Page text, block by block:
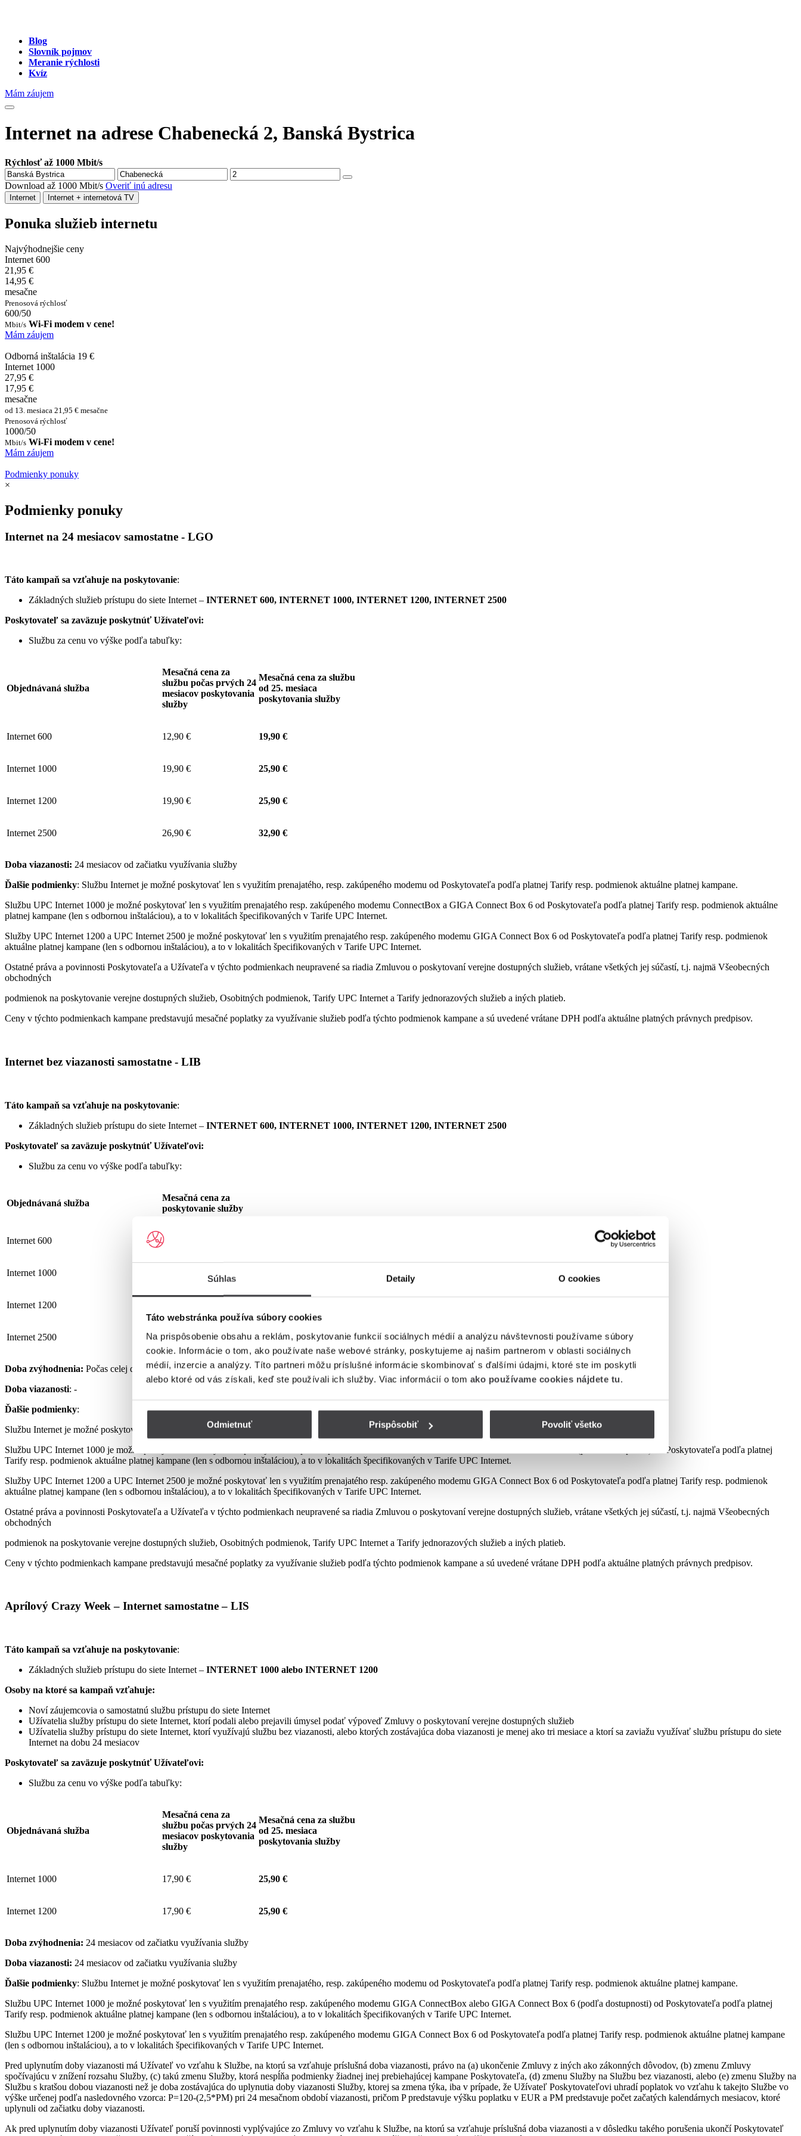
Súhlas Detaily O cookies
Táto webstránka používa súbory cookies
Na prispôsobenie obsahu a reklám, poskytovanie funkcií sociálnych médií a analýzu návštevnosti používame súbory
cookie. Informácie o tom, ako používate naše webové stránky, poskytujeme aj našim partnerom v oblasti sociálnych
médií, inzercie a analýzy. Títo partneri môžu príslušné informácie skombinovať s ďalšími údajmi, ktoré ste im poskytli
alebo ktoré od vás získali, keď ste používali ich služby. Viac informácií o tom ako používame cookies nájdete tu.
Odmietnuť Prispôsobiť Povoliť všetko
Blog
Slovník pojmov
Meranie rýchlosti
Kvíz
Mám záujem
Internet na adrese Chabenecká 2, Banská Bystrica
Rýchlosť až 1000 Mbit/s
Download až 1000 Mbit/s Overiť inú adresu
Internet Internet + internetová TV
Ponuka služieb internetu
Najvýhodnejšie ceny
Internet 600
21,95 €
14,95 €
mesačne
Prenosová rýchlosť
600/50
Mbit/s Wi-Fi modem v cene!
Mám záujem
Odborná inštalácia 19 €
Internet 1000
27,95 €
17,95 €
mesačne
od 13. mesiaca 21,95 € mesačne
Prenosová rýchlosť
1000/50
Mbit/s Wi-Fi modem v cene!
Mám záujem
Podmienky ponuky
×
Podmienky ponuky
Internet na 24 mesiacov samostatne - LGO
Táto kampaň sa vzťahuje na poskytovanie:
Základných služieb prístupu do siete Internet – INTERNET 600, INTERNET 1000, INTERNET 1200, INTERNET 2500
Poskytovateľ sa zaväzuje poskytnúť Užívateľovi:
Službu za cenu vo výške podľa tabuľky:
Objednávaná služba
Mesačná cena za
službu počas prvých 24
mesiacov poskytovania
služby
Mesačná cena za službu
od 25. mesiaca
poskytovania služby
Internet 600 12,90 € 19,90 €
Internet 1000 19,90 € 25,90 €
Internet 1200 19,90 € 25,90 €
Internet 2500 26,90 € 32,90 €
Doba viazanosti: 24 mesiacov od začiatku využívania služby
Ďalšie podmienky: Službu Internet je možné poskytovať len s využitím prenajatého, resp. zakúpeného modemu od Poskytovateľa podľa platnej Tarify resp. podmienok aktuálne platnej kampane.
Službu UPC Internet 1000 je možné poskytovať len s využitím prenajatého resp. zakúpeného modemu ConnectBox a GIGA Connect Box 6 od Poskytovateľa podľa platnej Tarify resp. podmienok aktuálne
platnej kampane (len s odbornou inštaláciou), a to v lokalitách špecifikovaných v Tarife UPC Internet.
Služby UPC Internet 1200 a UPC Internet 2500 je možné poskytovať len s využitím prenajatého resp. zakúpeného modemu GIGA Connect Box 6 od Poskytovateľa podľa platnej Tarify resp. podmienok
aktuálne platnej kampane (len s odbornou inštaláciou), a to v lokalitách špecifikovaných v Tarife UPC Internet.
Ostatné práva a povinnosti Poskytovateľa a Užívateľa v týchto podmienkach neupravené sa riadia Zmluvou o poskytovaní verejne dostupných služieb, vrátane všetkých jej súčastí, t.j. najmä Všeobecných
obchodných
podmienok na poskytovanie verejne dostupných služieb, Osobitných podmienok, Tarify UPC Internet a Tarify jednorazových služieb a iných platieb.
Ceny v týchto podmienkach kampane predstavujú mesačné poplatky za využívanie služieb podľa týchto podmienok kampane a sú uvedené vrátane DPH podľa aktuálne platných právnych predpisov.
Internet bez viazanosti samostatne - LIB
Táto kampaň sa vzťahuje na poskytovanie:
Základných služieb prístupu do siete Internet – INTERNET 600, INTERNET 1000, INTERNET 1200, INTERNET 2500
Poskytovateľ sa zaväzuje poskytnúť Užívateľovi:
Službu za cenu vo výške podľa tabuľky:
Objednávaná služba
Mesačná cena za
poskytovanie služby
Internet 600 19,90 €
Internet 1000
Internet 1200
Internet 2500 32,90 €
Doba zvýhodnenia: Počas celej doby využívania Služby podľa podmienok tejto kampane
Doba viazanosti: -
Ďalšie podmienky:
Službu Internet je možné poskytovať len s využitím prenajatého, resp. zakúpeného modemu od Poskytovateľa podľa platnej Tarify resp. podmienok aktuálne platnej kampane.
Službu UPC Internet 1000 je možné poskytovať len s využitím prenajatého resp. zakúpeného modemu GIGA ConnectBox alebo GIGA Connect Box 6 (podľa dostupnosti) od Poskytovateľa podľa platnej
Tarify resp. podmienok aktuálne platnej kampane (len s odbornou inštaláciou), a to v lokalitách špecifikovaných v Tarife UPC Internet.
Služby UPC Internet 1200 a UPC Internet 2500 je možné poskytovať len s využitím prenajatého resp. zakúpeného modemu GIGA Connect Box 6 od Poskytovateľa podľa platnej Tarify resp. podmienok
aktuálne platnej kampane (len s odbornou inštaláciou), a to v lokalitách špecifikovaných v Tarife UPC Internet.
Ostatné práva a povinnosti Poskytovateľa a Užívateľa v týchto podmienkach neupravené sa riadia Zmluvou o poskytovaní verejne dostupných služieb, vrátane všetkých jej súčastí, t.j. najmä Všeobecných
obchodných
podmienok na poskytovanie verejne dostupných služieb, Osobitných podmienok, Tarify UPC Internet a Tarify jednorazových služieb a iných platieb.
Ceny v týchto podmienkach kampane predstavujú mesačné poplatky za využívanie služieb podľa týchto podmienok kampane a sú uvedené vrátane DPH podľa aktuálne platných právnych predpisov.
Aprílový Crazy Week – Internet samostatne – LIS
Táto kampaň sa vzťahuje na poskytovanie:
Základných služieb prístupu do siete Internet – INTERNET 1000 alebo INTERNET 1200
Osoby na ktoré sa kampaň vzťahuje:
Noví záujemcovia o samostatnú službu prístupu do siete Internet
Užívatelia služby prístupu do siete Internet, ktorí podali alebo prejavili úmysel podať výpoveď Zmluvy o poskytovaní verejne dostupných služieb
Užívatelia služby prístupu do siete Internet, ktorí využívajú službu bez viazanosti, alebo ktorých zostávajúca doba viazanosti je menej ako tri mesiace a ktorí sa zaviažu využívať službu prístupu do siete
Internet na dobu 24 mesiacov
Poskytovateľ sa zaväzuje poskytnúť Užívateľovi:
Službu za cenu vo výške podľa tabuľky:
Objednávaná služba
Mesačná cena za
službu počas prvých 24
mesiacov poskytovania
služby
Mesačná cena za službu
od 25. mesiaca
poskytovania služby
Internet 1000 17,90 € 25,90 €
Internet 1200 17,90 € 25,90 €
Doba zvýhodnenia: 24 mesiacov od začiatku využívania služby
Doba viazanosti: 24 mesiacov od začiatku využívania služby
Ďalšie podmienky: Službu Internet je možné poskytovať len s využitím prenajatého, resp. zakúpeného modemu od Poskytovateľa podľa platnej Tarify resp. podmienok aktuálne platnej kampane.
Službu UPC Internet 1000 je možné poskytovať len s využitím prenajatého resp. zakúpeného modemu GIGA ConnectBox alebo GIGA Connect Box 6 (podľa dostupnosti) od Poskytovateľa podľa platnej
Tarify resp. podmienok aktuálne platnej kampane (len s odbornou inštaláciou), a to v lokalitách špecifikovaných v Tarife UPC Internet.
Službu UPC Internet 1200 je možné poskytovať len s využitím prenajatého resp. zakúpeného modemu GIGA Connect Box 6 od Poskytovateľa podľa platnej Tarify resp. podmienok aktuálne platnej kampane
(len s odbornou inštaláciou), a to v lokalitách špecifikovaných v Tarife UPC Internet.
Pred uplynutím doby viazanosti má Užívateľ vo vzťahu k Službe, na ktorú sa vzťahuje príslušná doba viazanosti, právo na (a) ukončenie Zmluvy z iných ako zákonných dôvodov, (b) zmenu Zmluvy
spočívajúcu v znížení rozsahu Služby, (c) takú zmenu Služby, ktorá nespĺňa podmienky žiadnej inej prebiehajúcej kampane Poskytovateľa, (d) zmenu Služby na Službu bez viazanosti, alebo (e) zmenu Služby na
Službu s kratšou dobou viazanosti než je doba zostávajúca do uplynutia doby viazanosti Služby, ktorej sa zmena týka, iba v prípade, že Užívateľ Poskytovateľovi uhradí poplatok vo vzťahu k takejto Službe vo
výške určenej podľa nasledovného vzorca: P=120-(2,5*PM) pri 24 mesačnom období viazanosti, pričom P predstavuje výšku poplatku v EUR a PM predstavuje počet začatých kalendárnych mesiacov, ktoré
uplynuli od začiatku doby viazanosti.
Ak pred uplynutím doby viazanosti Užívateľ poruší povinnosti vyplývajúce zo Zmluvy vo vzťahu k Službe, na ktorú sa vzťahuje príslušná doba viazanosti a v dôsledku takého porušenia ukončí Poskytovateľ